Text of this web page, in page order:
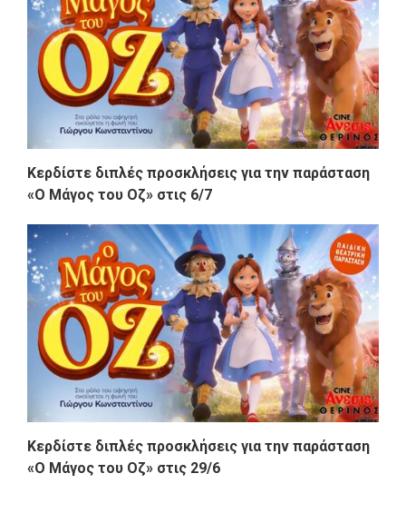
Κερδίστε διπλές προσκλήσεις για την παράσταση
«Ο Μάγος του Οζ» στις 6/7
Κερδίστε διπλές προσκλήσεις για την παράσταση
«Ο Μάγος του Οζ» στις 29/6